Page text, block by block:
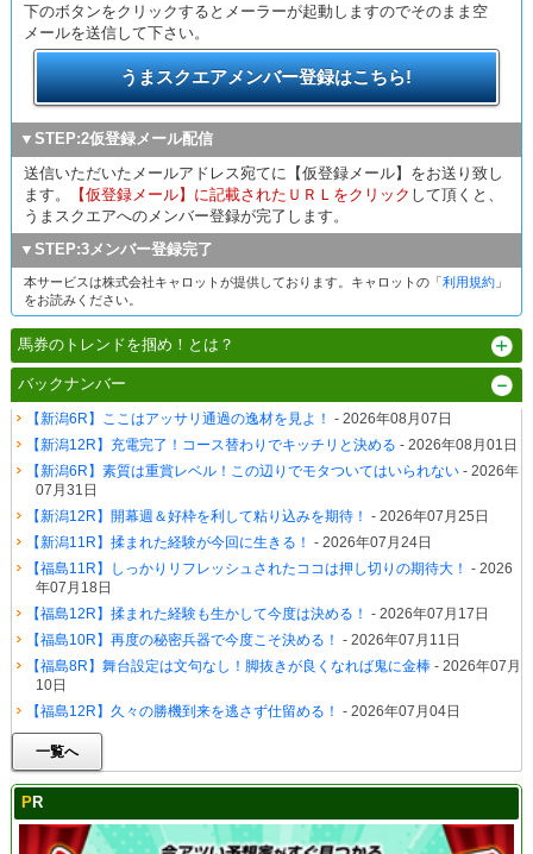
下のボタンをクリックするとメーラーが起動しますのでそのまま空
メールを送信して下さい。
うまスクエアメンバー登録はこちら!
▼STEP:2仮登録メール配信
送信いただいたメールアドレス宛てに【仮登録メール】をお送り致し
ます。
【仮登録メール】に記載されたＵＲＬをクリック して頂くと、
うまスクエアへのメンバー登録が完了します。
▼STEP:3メンバー登録完了
本サービスは株式会社キャロットが提供しております。キャロットの「利用規約」
をお読みください。
馬券のトレンドを掴め！とは？
バックナンバー
【新潟6R】ここはアッサリ通過の逸材を見よ！ - 2026年08月07日
【新潟12R】充電完了！コース替わりでキッチリと決める - 2026年08月01日
【新潟6R】素質は重賞レベル！この辺りでモタついてはいられない- 2026年
07月31日
【新潟12R】開幕週＆好枠を利して粘り込みを期待！ - 2026年07月25日
【新潟11R】揉まれた経験が今回に生きる！ - 2026年07月24日
【福島11R】しっかりリフレッシュされたココは押し切りの期待大！ - 2026
年07月18日
【福島12R】揉まれた経験も生かして今度は決める！ - 2026年07月17日
【福島10R】再度の秘密兵器で今度こそ決める！ - 2026年07月11日
【福島8R】舞台設定は文句なし！脚抜きが良くなれば鬼に金棒- 2026年07月
10日
【福島12R】久々の勝機到来を逃さず仕留める！ - 2026年07月04日
一覧へ
PR